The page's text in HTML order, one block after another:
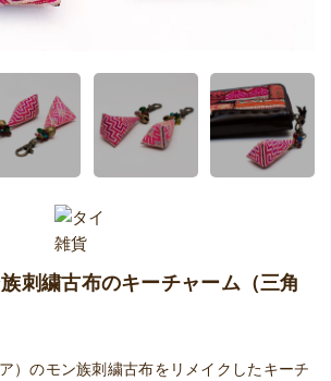
刺繍古布のキーチャーム（三角
）のモン族刺繍古布をリメイクしたキーチ